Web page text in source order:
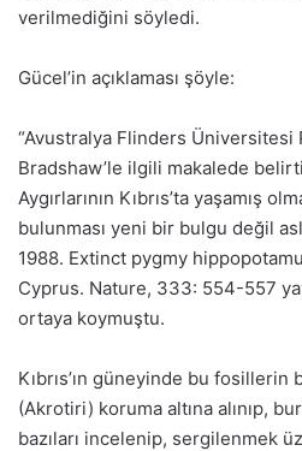
verilmediğini söyledi.
Gücel’in açıklaması şöyle:
“Avustralya Flinders
Bradshaw’le ilgili makalede
Aygırlarının Kıbrıs’ta yaşamış
bulunması yeni bir bulgu değil
1988. Extinct pygmy
Cyprus. Nature, 333: 554-557
ortaya koymuştu.
Kıbrıs’ın güneyinde bu
(Akrotiri) koruma altına alınıp,
bazıları incelenip, sergilenmek